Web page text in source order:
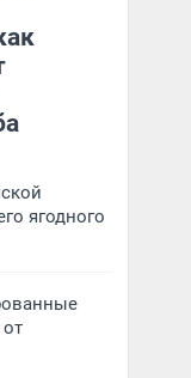
ягодного